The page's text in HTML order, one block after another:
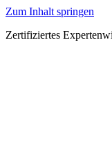
Zum Inhalt springen
Zertifiziertes